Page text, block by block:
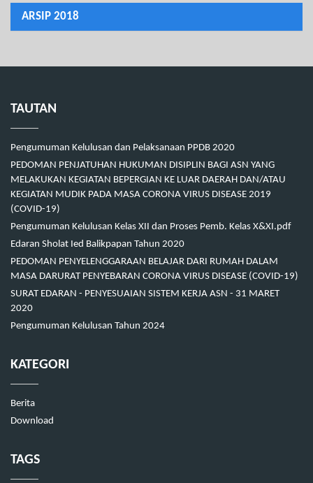
ARSIP 2018
TAUTAN
Pengumuman Kelulusan dan Pelaksanaan PPDB 2020
PEDOMAN PENJATUHAN HUKUMAN DISIPLIN BAGI ASN YANG
MELAKUKAN KEGIATAN BEPERGIAN KE LUAR DAERAH DAN/ATAU
KEGIATAN MUDIK PADA MASA CORONA VIRUS DISEASE 2019
(COVID-19)
Pengumuman Kelulusan Kelas XII dan Proses Pemb. Kelas X&XI.pdf
Edaran Sholat Ied Balikpapan Tahun 2020
PEDOMAN PENYELENGGARAAN BELAJAR DARI RUMAH DALAM
MASA DARURAT PENYEBARAN CORONA VIRUS DISEASE (COVID-19)
SURAT EDARAN - PENYESUAIAN SISTEM KERJA ASN - 31 MARET
2020
Pengumuman Kelulusan Tahun 2024
KATEGORI
Berita
Download
TAGS